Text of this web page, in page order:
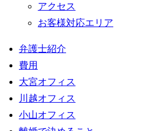
アクセス
お客様対応エリア
弁護士紹介
費用
大宮オフィス
川越オフィス
小山オフィス